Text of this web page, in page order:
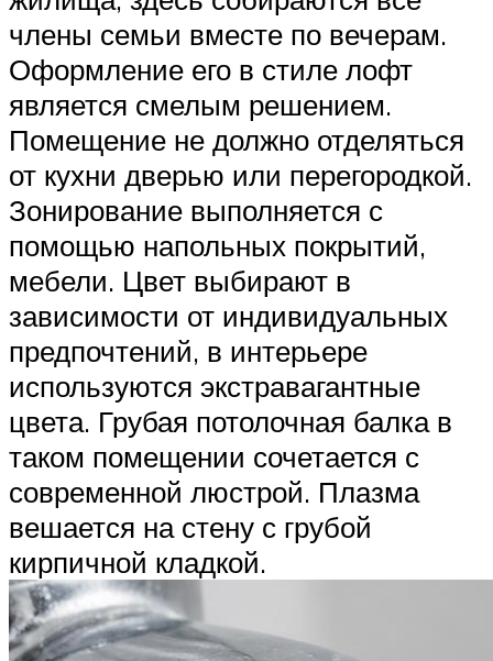
члены семьи вместе по вечерам.
Оформление его в стиле лофт
является смелым решением.
Помещение не должно отделяться
от кухни дверью или перегородкой.
Зонирование выполняется с
помощью напольных покрытий,
мебели. Цвет выбирают в
зависимости от индивидуальных
предпочтений, в интерьере
используются экстравагантные
цвета. Грубая потолочная балка в
таком помещении сочетается с
современной люстрой. Плазма
вешается на стену с грубой
кирпичной кладкой.